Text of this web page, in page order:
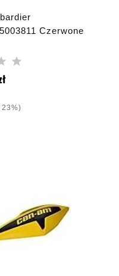
Czerwone
Cena
23%)